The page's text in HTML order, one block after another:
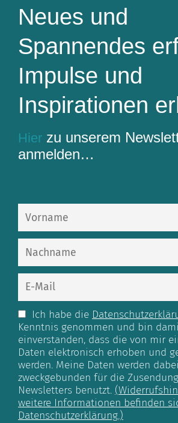
Neues und
Spannendes
Impulse und
Inspirationen
Hier zu unserem
anmelden…
Ich habe die
Kenntnis genommen und bin
einverstanden, dass die von mir
Daten elektronisch erhoben und
werden. Meine Daten werden
zweckgebunden für die
Newsletters benutzt.
weitere Informationen befinden
Datenschutzerklärung.)